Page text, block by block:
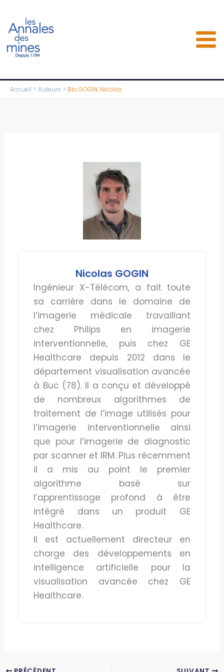
contenu
Accueil Auteurs Bio GOGIN, Nicolas
Nicolas GOGIN
Ingénieur X-Télécom, a fait toute
sa carrière dans le domaine de
l’imagerie médicale travaillant
chez Philips en imagerie
interventionnelle, puis chez GE
Healthcare depuis 2012 dans le
département visualisation avancée
à Buc (78). Il a conçu et développé
de nombreux algorithmes de
traitement de l’image utilisés pour
l’imagerie interventionnelle ainsi
que pour l’imagerie de diagnostic
par scanner et IRM. Plus récemment
il a mis au point le premier
algorithme basé sur
l’apprentissage profond à être
intégré dans un produit GE
Healthcare.
Il est actuellement directeur en
charge des développements en
intelligence artificielle pour la
visualisation avancée chez GE
Healthcare.